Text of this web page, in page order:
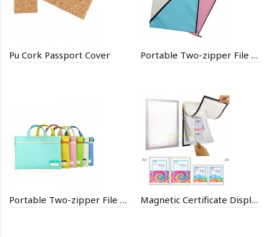
Pu Cork Passport Cover Portable Two-zipper File Bag
Portable Two-zipper File Bag Magnetic Certificate Display Protector